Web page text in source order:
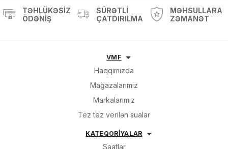
TƏHLÜKƏSIZ
ÖDƏNIŞ
SÜRƏTLI
ÇATDIRILMA
MƏHSULLARA
ZƏMANƏT
VMF
Haqqımızda
Mağazalarımız
Markalarımız
Tez tez verilən sualar
KATEQORİYALAR
Saatlar